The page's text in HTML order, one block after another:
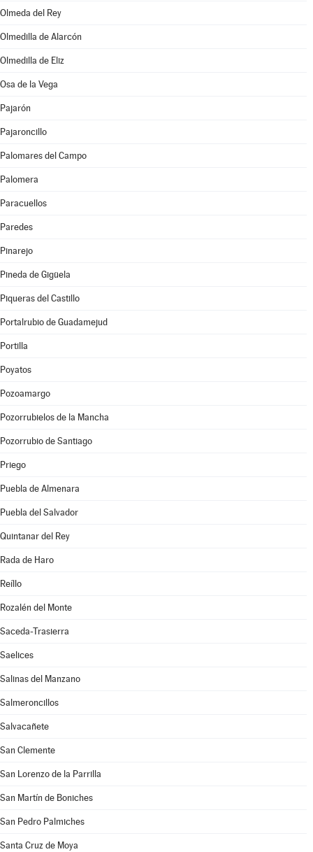
Olmeda del Rey
Olmedilla de Alarcón
Olmedilla de Eliz
Osa de la Vega
Pajarón
Pajaroncillo
Palomares del Campo
Palomera
Paracuellos
Paredes
Pinarejo
Pineda de Gigüela
Piqueras del Castillo
Portalrubio de Guadamejud
Portilla
Poyatos
Pozoamargo
Pozorrubielos de la Mancha
Pozorrubio de Santiago
Priego
Puebla de Almenara
Puebla del Salvador
Quintanar del Rey
Rada de Haro
Reíllo
Rozalén del Monte
Saceda-Trasierra
Saelices
Salinas del Manzano
Salmeroncillos
Salvacañete
San Clemente
San Lorenzo de la Parrilla
San Martín de Boniches
San Pedro Palmiches
Santa Cruz de Moya